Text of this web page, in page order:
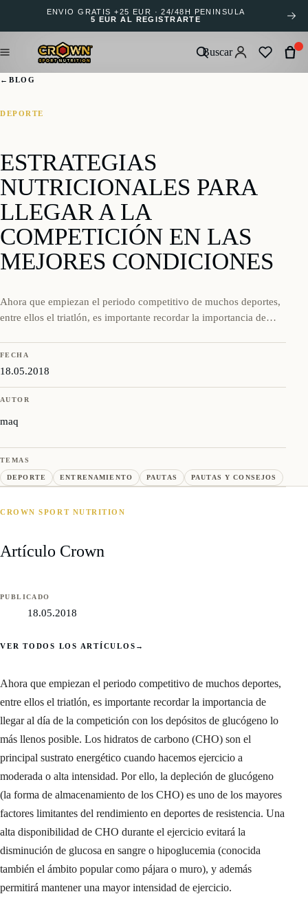
ENVÍO GRATIS +25 EUR · 24/48H PENÍNSULA
5 EUR AL REGISTRARTE
Buscar
← BLOG
DEPORTE
ESTRATEGIAS
NUTRICIONALES PARA
LLEGAR A LA
COMPETICIÓN EN LAS
MEJORES CONDICIONES
Ahora que empiezan el periodo competitivo de muchos deportes,
entre ellos el triatlón, es importante recordar la importancia de…
FECHA
18.05.2018
AUTOR
maq
TEMAS
DEPORTE ENTRENAMIENTO PAUTAS PAUTAS Y CONSEJOS
CROWN SPORT NUTRITION
Artículo Crown
PUBLICADO
18.05.2018
VER TODOS LOS ARTÍCULOS →
Ahora que empiezan el periodo competitivo de muchos deportes,
entre ellos el triatlón, es importante recordar la importancia de
llegar al día de la competición con los depósitos de glucógeno lo
más llenos posible. Los hidratos de carbono (CHO) son el
principal sustrato energético cuando hacemos ejercicio a
moderada o alta intensidad. Por ello, la depleción de glucógeno
(la forma de almacenamiento de los CHO) es uno de los mayores
factores limitantes del rendimiento en deportes de resistencia. Una
alta disponibilidad de CHO durante el ejercicio evitará la
disminución de glucosa en sangre o hipoglucemia (conocida
también el ámbito popular como pájara o muro), y además
permitirá mantener una mayor intensidad de ejercicio.